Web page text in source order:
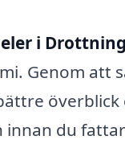
i
Genom att
du